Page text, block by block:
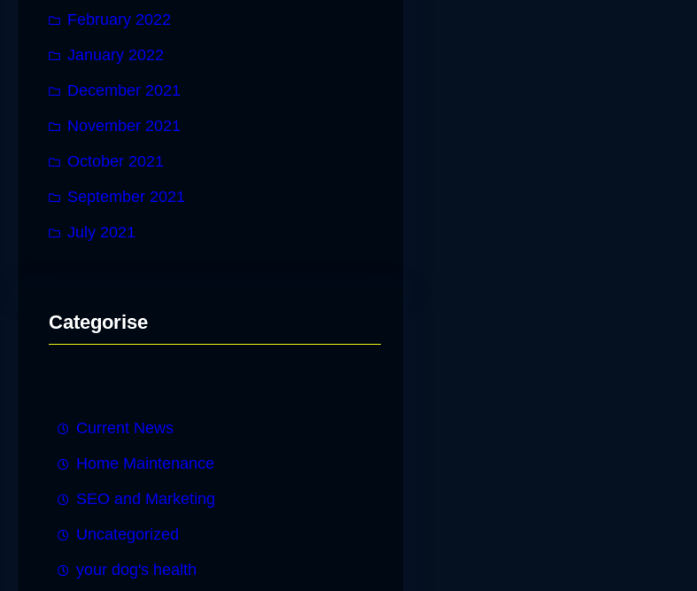
February 2022
January 2022
December 2021
November 2021
October 2021
September 2021
July 2021
Categorise
Current News
Home Maintenance
SEO and Marketing
Uncategorized
your dog's health